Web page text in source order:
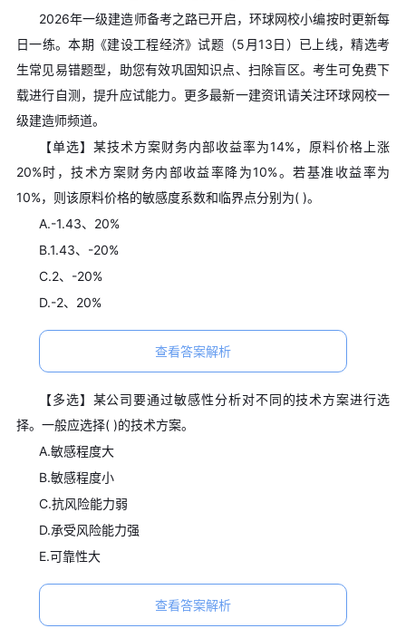
2026年一级建造师备考之路已开启，环球网校小编按时更新每
日一练。本期《建设工程经济》试题（5月13日）已上线，精选考
生常见易错题型，助您有效巩固知识点、扫除盲区。考生可免费下
载进行自测，提升应试能力。更多最新一建资讯请关注环球网校一
级建造师频道。
【单选】某技术方案财务内部收益率为14%，原料价格上涨
20%时，技术方案财务内部收益率降为10%。若基准收益率为
10%，则该原料价格的敏感度系数和临界点分别为( )。
A.-1.43、20%
B.1.43、-20%
C.2、-20%
D.-2、20%
查看答案解析
【多选】某公司要通过敏感性分析对不同的技术方案进行选
择。一般应选择( )的技术方案。
A.敏感程度大
B.敏感程度小
C.抗风险能力弱
D.承受风险能力强
E.可靠性大
查看答案解析